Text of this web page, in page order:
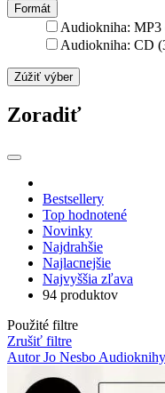
Formát
Audiokniha:
Audiokniha: CD
Zúžiť výber
Zoradiť
Bestsellery
Top hodnotené
Novinky
Najdrahšie
Najlacnejšie
Najvyššia zľava
94 produktov
Použité filtre
Zrušiť filtre
Autor Jo Nesbo Audioknihy